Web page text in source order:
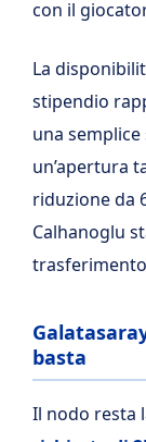
con il
La
stipendio
una
un’apertura
riduzione da
Calhanoglu
basta
Il nodo resta